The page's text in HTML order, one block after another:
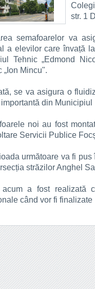
str. 1
semafoarelor va
a elevilor care învață
Tehnic „Edmond
„Ion Mincu".
se va asigura o
din Municipiul
noi au fost
Servicii Publice
următoare va fi
străzilor Anghel
acum a fost realizată
când vor fi